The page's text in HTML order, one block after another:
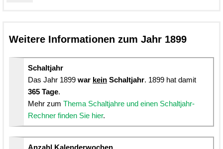
Weitere Informationen zum Jahr 1899
Schaltjahr
Das Jahr 1899 war kein Schaltjahr. 1899 hat damit
365 Tage.
Mehr zum Thema Schaltjahre und einen Schaltjahr-
Rechner finden Sie hier.
Anzahl Kalenderwochen